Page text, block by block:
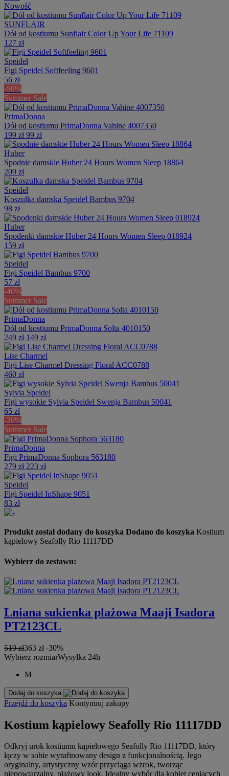
Nowość
SUNFLAIR
Dół od kostiumu Sunflair Color Up Your Life 71109
127 zł
Speidel
Figi Speidel Softfeeling 9601
56 zł
-50%
Summer Sale
PrimaDonna
Dół od kostiumu PrimaDonna Vahine 4007350
199 zł 99 zł
Huber
Spodnie damskie Huber 24 Hours Women Sleep 18864
209 zł
Speidel
Koszulka damska Speidel Bambus 9704
98 zł
Huber
Spodenki damskie Huber 24 Hours Women Sleep 018924
159 zł
Speidel
Figi Speidel Bambus 9700
57 zł
-40%
Summer Sale
PrimaDonna
Dół od kostiumu PrimaDonna Solta 4010150
249 zł 149 zł
Lise Charmel
Figi Lise Charmel Dressing Floral ACC0788
460 zł
Sylvia Speidel
Figi wysokie Sylvia Speidel Swenja Bambus 50041
65 zł
-20%
Summer Sale
PrimaDonna
Figi PrimaDonna Sophora 563180
279 zł 223 zł
Speidel
Figi Speidel InShape 9051
83 zł
Produkt został dodany do koszyka Dodano do koszyka Kostium
kąpielowy Seafolly Rio 11117DD
Wybierz do zestawu:
Lniana sukienka plażowa Maaji Isadora
PT2123CL
519 zł363 zł-30%
Wybierz rozmiarWysyłka 24h
M
Dodaj do koszyka
Przejdź do koszyka Kontynuuj zakupy
Kostium kąpielowy Seafolly Rio 11117DD
Odkryj urok kostiumu kąpielowego Seafolly Rio 11117DD, który
łączy w sobie wyrafinowany design z funkcjonalnością. Jego
oryginalny, artystyczny wzór przyciąga wzrok, tworząc
niepowtarzalny, plażowy look. Idealny wybór dla kobiet ceniących